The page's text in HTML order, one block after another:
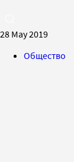
28 May 2019
Общество